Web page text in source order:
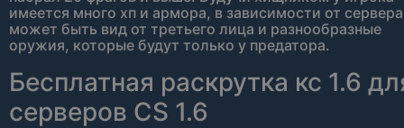
имеется много хп и армора, в зависимости от сервера
может быть вид от третьего лица и разнообразные
оружия, которые будут только у предатора.
Бесплатная раскрутка кс 1.6
серверов CS 1.6